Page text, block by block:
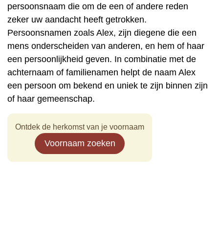
persoonsnaam die om de een of andere reden
zeker uw aandacht heeft getrokken.
Persoonsnamen zoals Alex, zijn diegene die een
mens onderscheiden van anderen, en hem of haar
een persoonlijkheid geven. In combinatie met de
achternaam of familienamen helpt de naam Alex
een persoon om bekend en uniek te zijn binnen zijn
of haar gemeenschap.
Ontdek de herkomst van je voornaam
Voornaam zoeken